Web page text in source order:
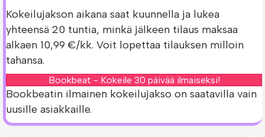
Kokeilujakson aikana saat kuunnella ja lukea
yhteensä 20 tuntia, minkä jälkeen tilaus maksaa
alkaen 10,99 €/kk. Voit lopettaa tilauksen milloin
tahansa.
Bookbeat - Kokeile 30 päivää ilmaiseksi!
Bookbeatin ilmainen kokeilujakso on saatavilla vain
uusille asiakkaille.